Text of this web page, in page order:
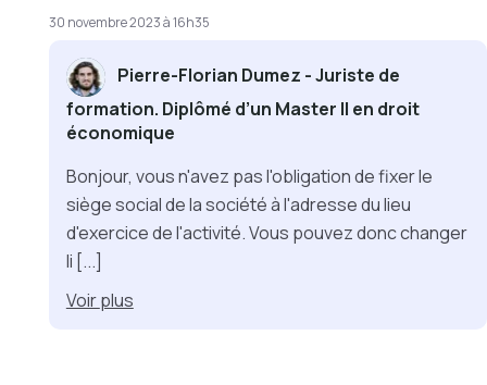
30 novembre 2023 à 16h35
Pierre-Florian Dumez - Juriste de
formation. Diplômé d’un Master II en droit
économique
Bonjour, vous n'avez pas l'obligation de fixer le
siège social de la société à l'adresse du lieu
d'exercice de l'activité. Vous pouvez donc changer
li [...]
Voirplus